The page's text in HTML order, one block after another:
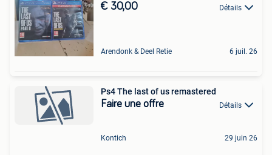
€ 30,00 Détails
Arendonk & Deel Retie 6 juil. 26
Ps4 The last of us remastered
Faire une offre Détails
Kontich 29 juin 26